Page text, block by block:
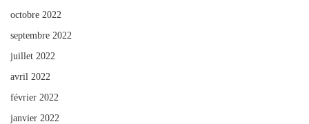
octobre 2022
septembre 2022
juillet 2022
avril 2022
février 2022
janvier 2022